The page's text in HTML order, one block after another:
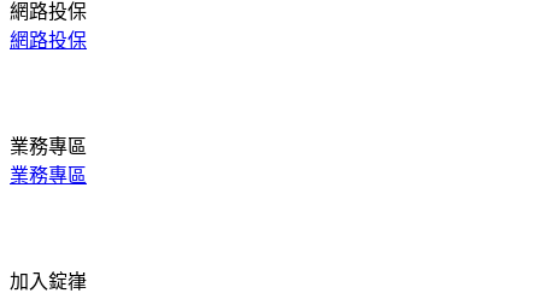
網路投保
網路投保
業務專區
業務專區
加入錠嵂